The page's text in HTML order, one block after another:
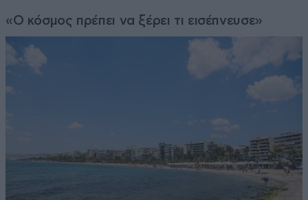
«Ο κόσμος πρέπει να ξέρει τι εισέπνευσε»